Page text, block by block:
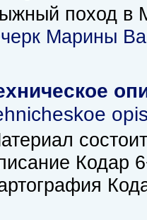
поход в
Марины
Кодар